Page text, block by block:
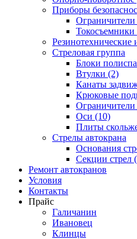
Приборы
Токосъемники
Резинотехнические
Стреловая группа
Блоки
Втулки (2)
Канаты
Крюковые
Ограничители
Оси (10)
Плиты
Стрелы автокрана
Основания
Секции стрел
Ремонт автокранов
Условия
Контакты
Прайс
Галичанин
Ивановец
Клинцы